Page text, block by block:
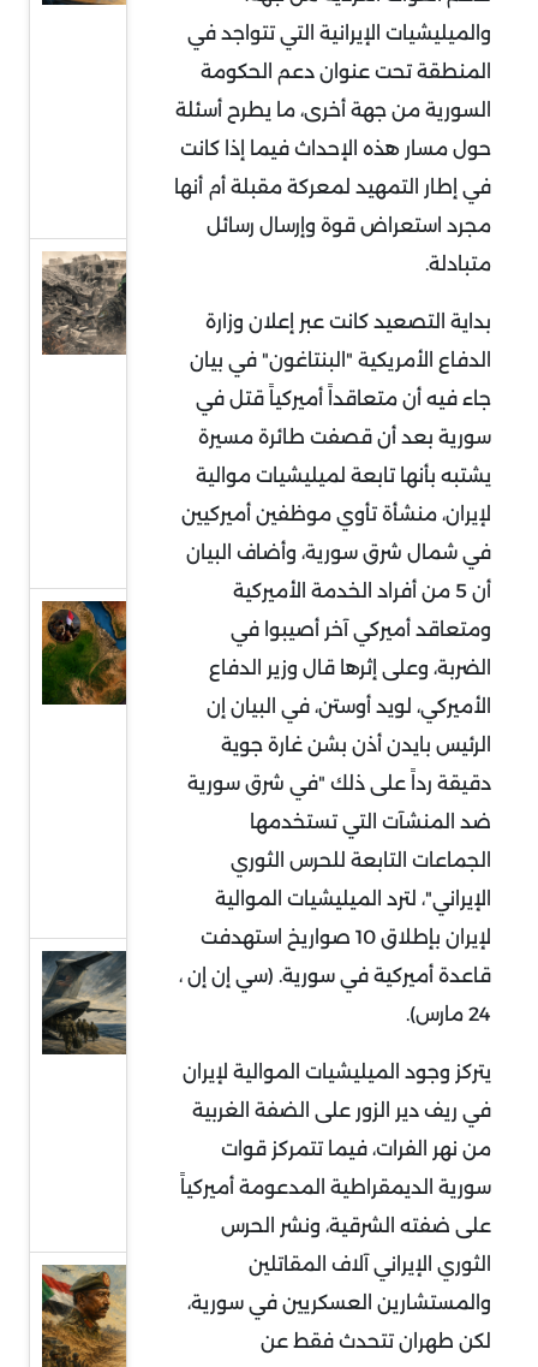
والميليشيات الإيرانية التي تتواجد في
المنطقة تحت عنوان دعم الحكومة
السورية من جهة أخرى، ما يطرح أسئلة
حول مسار هذه الإحداث فيما إذا كانت
في إطار التمهيد لمعركة مقبلة أم أنها
مجرد استعراض قوة وإرسال رسائل
متبادلة.
بداية التصعيد كانت عبر إعلان وزارة
الدفاع الأمريكية "البنتاغون" في بيان
جاء فيه أن متعاقداً أميركياً قتل في
سورية بعد أن قصفت طائرة مسيرة
يشتبه بأنها تابعة لميليشيات موالية
لإيران، منشأة تأوي موظفين أميركيين
في شمال شرق سورية، وأضاف البيان
أن 5 من أفراد الخدمة الأميركية
ومتعاقد أميركي آخر أصيبوا في
الضربة، وعلى إثرها قال وزير الدفاع
الأميركي، لويد أوستن، في البيان إن
الرئيس بايدن أذن بشن غارة جوية
دقيقة رداً على ذلك "في شرق سورية
ضد المنشآت التي تستخدمها
الجماعات التابعة للحرس الثوري
الإيراني"، لترد الميليشيات الموالية
لإيران بإطلاق 10 صواريخ استهدفت
قاعدة أميركية في سورية. (سي إن إن ،
24 مارس).
يتركز وجود الميليشيات الموالية لإيران
في ريف دير الزور على الضفة الغربية
من نهر الفرات، فيما تتمركز قوات
سورية الديمقراطية المدعومة أميركياً
على ضفته الشرقية، ونشر الحرس
الثوري الإيراني آلاف المقاتلين
والمستشارين العسكريين في سورية،
لكن طهران تتحدث فقط عن
الردع
النووي
إلى
واجهة
السياسة
الدولية
غزة..
واقع
صعب
وهيكلة
من
أجل
البقاء
في قلب
التمدد
معركة
النفوذ
البحر
الأحمر
قراءة
سحب
قوات
أميركية
من
أوروبا
وإثيوبيا: